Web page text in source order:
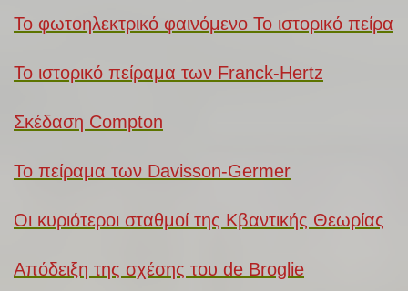
Το φωτοηλεκτρικό φαινόμενο Το ιστορικό
Το ιστορικό πείραμα των Franck-Hertz
Σκέδαση Compton
Το πείραμα των Davisson-Germer
Οι κυριότεροι σταθμοί της Κβαντικής Θεωρίας
Απόδειξη της σχέσης του de Broglie